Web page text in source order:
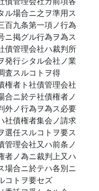
ル場合ニ之ヲ準用ス
百九条第一項ノ行為
ニ掲グル行為ヲ為ス
債管理会社ハ裁判所
発行シタル会社ノ業
査スルコトヲ得
権者ト社債管理会社
合ニ於テ社債権者ノ
外ノ行為ヲ為ス必要
社債権者集会ノ請求
選任スルコトヲ要ス
管理会社又ハ前条ノ
者ノ為ニ裁判上又ハ
場合ニ於テハ各別ニ
コトヲ要セズ